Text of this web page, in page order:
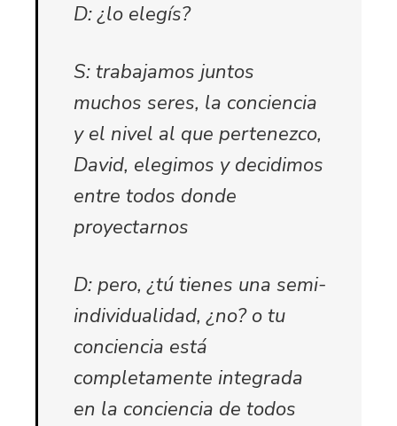
D: ¿lo elegís?
S: trabajamos juntos
muchos seres, la conciencia
y el nivel al que pertenezco,
David, elegimos y decidimos
entre todos donde
proyectarnos
D: pero, ¿tú tienes una semi-
individualidad, ¿no? o tu
conciencia está
completamente integrada
en la conciencia de todos